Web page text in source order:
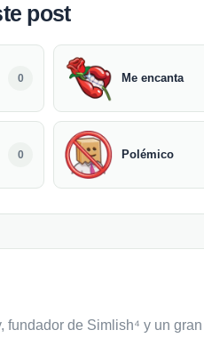
post
0 Me encanta
0 Polémico
fundador de Simlish⁴ y un